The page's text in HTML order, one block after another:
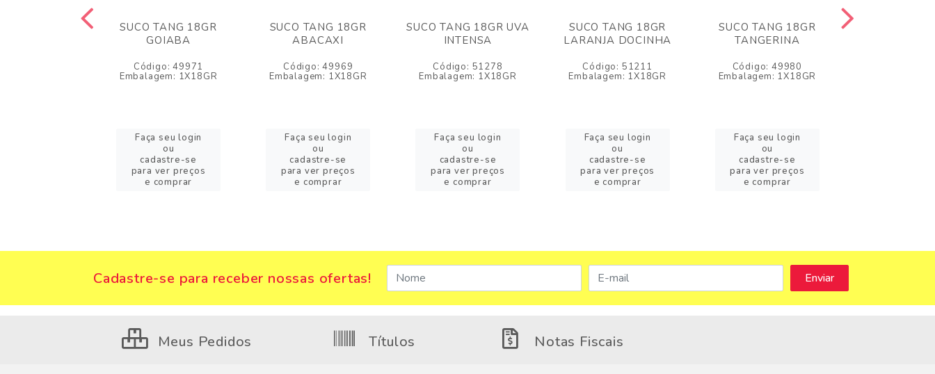
SUCO TANG 18GR
GOIABA
Código: 49971
Embalagem: 1X18GR
Faça seu login
ou
cadastre-se
para ver preços
e comprar
SUCO TANG 18GR
ABACAXI
Código: 49969
Embalagem: 1X18GR
Faça seu login
ou
cadastre-se
para ver preços
e comprar
SUCO TANG 18GR UVA
INTENSA
Código: 51278
Embalagem: 1X18GR
Faça seu login
ou
cadastre-se
para ver preços
e comprar
SUCO TANG 18GR
LARANJA DOCINHA
Código: 51211
Embalagem: 1X18GR
Faça seu login
ou
cadastre-se
para ver preços
e comprar
SUCO TANG 18GR
TANGERINA
Código: 49980
Embalagem: 1X18GR
Faça seu login
ou
cadastre-se
para ver preços
e comprar
Cadastre-se para receber nossas ofertas!
Meus Pedidos Títulos Notas Fiscais